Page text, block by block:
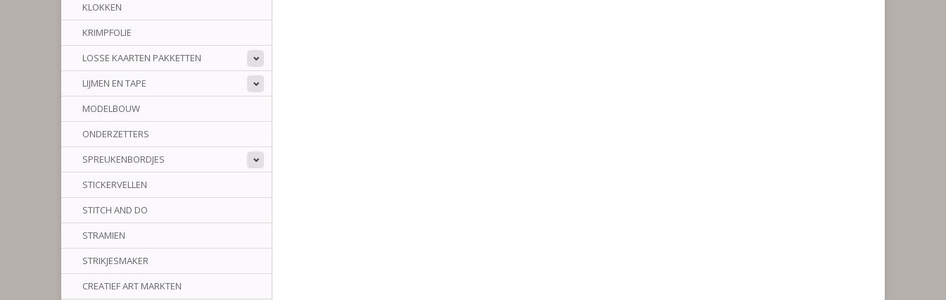
KLOKKEN
KRIMPFOLIE
LOSSE KAARTEN PAKKETTEN
LIJMEN EN TAPE
MODELBOUW
ONDERZETTERS
SPREUKENBORDJES
STICKERVELLEN
STITCH AND DO
STRAMIEN
STRIKJESMAKER
CREATIEF ART MARKTEN